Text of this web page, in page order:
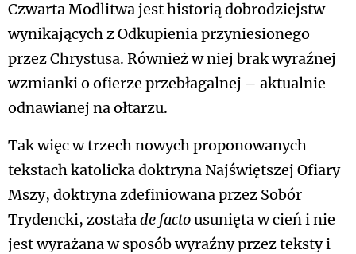
Czwarta Modlitwa jest historią dobrodziejstw
wynikających z Odkupienia przyniesionego
przez Chrystusa. Również w niej brak wyraźnej
wzmianki o ofierze przebłagalnej – aktualnie
odnawianej na ołtarzu.
Tak więc w trzech nowych proponowanych
tekstach katolicka doktryna Najświętszej Ofiary
Mszy, doktryna zdefiniowana przez Sobór
Trydencki, zostałade factousunięta w cień i nie
jest wyrażana w sposób wyraźny przez teksty i